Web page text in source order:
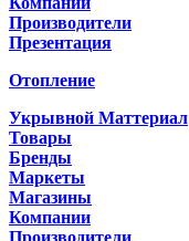
Производители
Презентация
Отопление
Укрывной Маттериал
Товары
Бренды
Маркеты
Магазины
Компании
Производители